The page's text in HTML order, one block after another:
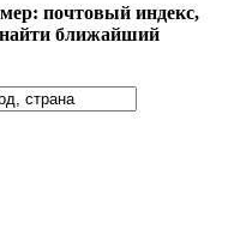
почтовый индекс,
найти ближайший